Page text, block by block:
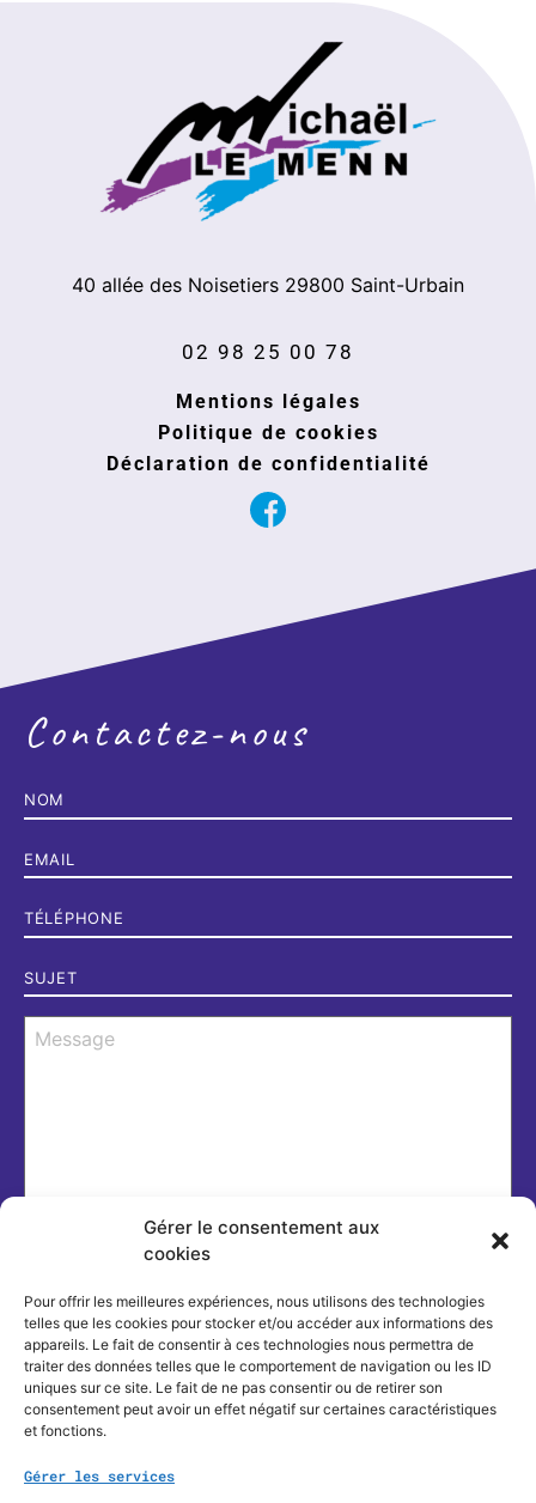
Gérer le consentement aux
cookies
Pour offrir les meilleures expériences, nous utilisons des technologies
telles que les cookies pour stocker et/ou accéder aux informations des
appareils. Le fait de consentir à ces technologies nous permettra de
traiter des données telles que le comportement de navigation ou les ID
uniques sur ce site. Le fait de ne pas consentir ou de retirer son
consentement peut avoir un effet négatif sur certaines caractéristiques
et fonctions.
Gérer les services
40 allée des Noisetiers 29800 Saint-Urbain
02 98 25 00 78
Mentions légales
Politique de cookies
Déclaration de confidentialité
Contactez-nous
mail *
Téléphone
J’ai lu et j'accepte la politique de confidentialité de ce
hCaptcha